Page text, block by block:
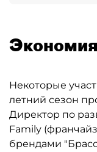
Некоторые
летний сезон
Директор по
Family
брендами